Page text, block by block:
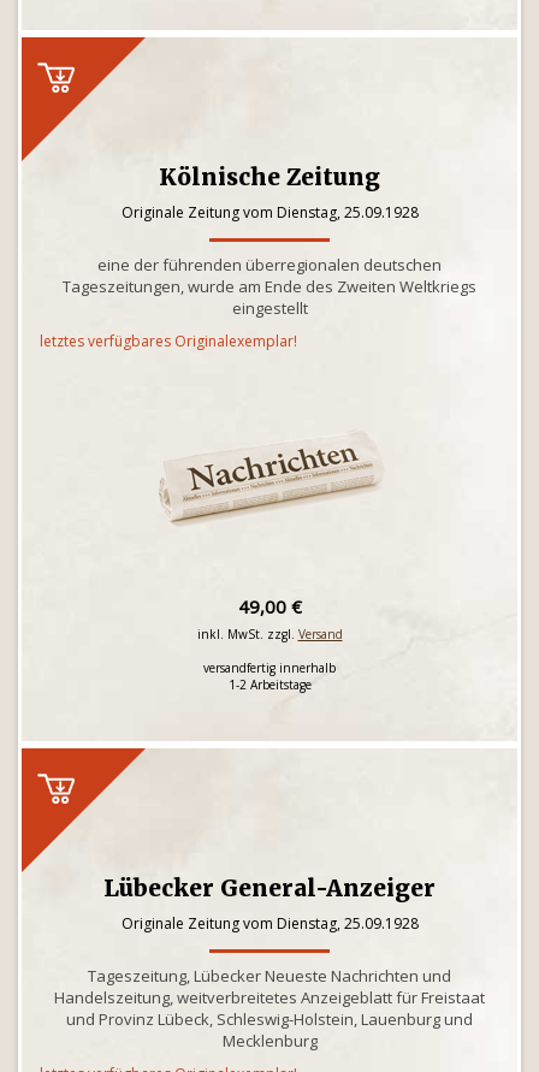
Kölnische Zeitung
Originale Zeitung vom Dienstag, 25.09.1928
eine der führenden überregionalen deutschen
Tageszeitungen, wurde am Ende des Zweiten Weltkriegs
eingestellt
letztes verfügbares Originalexemplar!
49,00 €
inkl. MwSt. zzgl. Versand
versandfertig innerhalb
1-2 Arbeitstage
Lübecker General-Anzeiger
Originale Zeitung vom Dienstag, 25.09.1928
Tageszeitung, Lübecker Neueste Nachrichten und
Handelszeitung, weitverbreitetes Anzeigeblatt für Freistaat
und Provinz Lübeck, Schleswig-Holstein, Lauenburg und
Mecklenburg